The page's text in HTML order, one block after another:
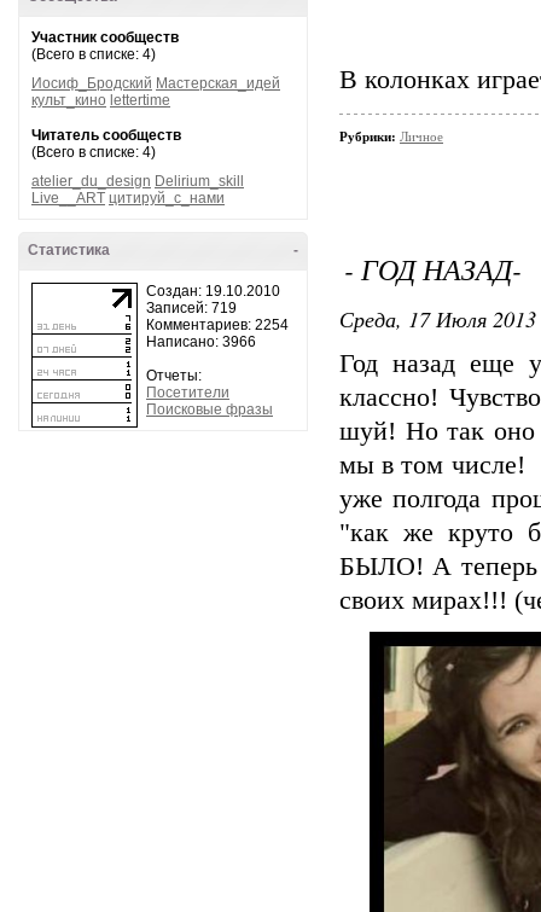
Участник сообществ
(Всего в списке: 4)
Иосиф_Бродский Мастерская_идей
культ_кино lettertime
Читатель сообществ
(Всего в списке: 4)
atelier_du_design Delirium_skill
Live__ART цитируй_с_нами
-
Статистика
Создан: 19.10.2010
Записей: 719
Комментариев: 2254
Написано: 3966
Отчеты:
Посетители
Поисковые фразы
В колонках
Рубрики: Личное
- ГОД НАЗАД-
Среда, 17 Июля
Год назад еще
классно!
шуй! Но так оно
мы в том числе!
уже полгода
"как же круто
БЫЛО! А теперь
своих мирах!!!